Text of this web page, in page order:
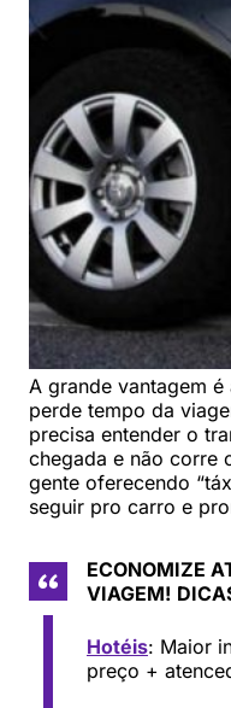
A grande vantagem
perde tempo da
precisa entender o
chegada e não corre
gente oferecendo
seguir pro carro e
ECONOMIZE
VIAGEM!
Hotéis: Maior
preço +